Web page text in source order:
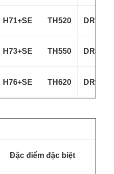
H71+SE TH520
H73+SE TH550
H76+SE TH620
Đặc điểm đặc biệt